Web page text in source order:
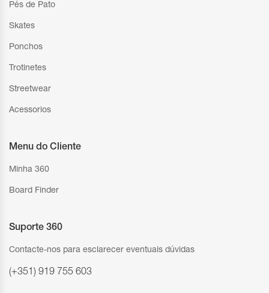
Pés de Pato
Skates
Ponchos
Trotinetes
Streetwear
Acessorios
Menu do Cliente
Minha 360
Board Finder
Suporte 360
Contacte-nos para esclarecer eventuais dúvidas
(+351) 919 755 603